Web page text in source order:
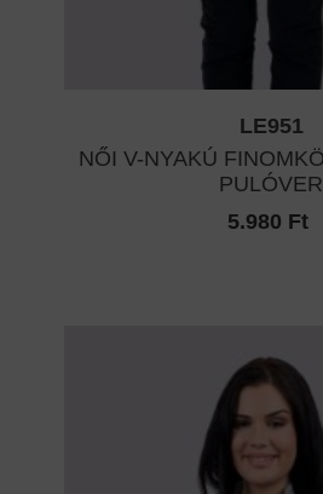
LE951
NŐI V-NYAKÚ
PULÓVER
5.980 Ft